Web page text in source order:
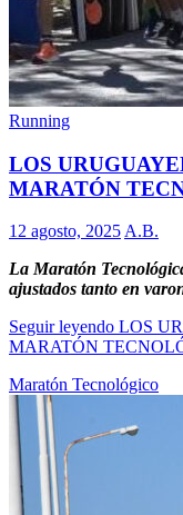
Running
LOS
MARATÓN
12 agosto, 2025 A.B.
La Maratón
ajustados tanto en
Seguir leyendo LOS
MARATÓN
Maratón Tecnológico